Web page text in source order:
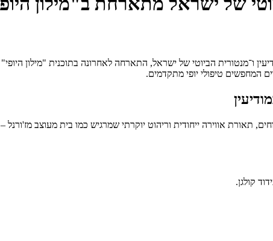
המחפשים טיפולי יופי מתקדמים.
צרפתי אלגנטי, עם חללים מרווחים, תאורת אווירה ייחודית וריהוט יוקרתי שמרגיש כמו